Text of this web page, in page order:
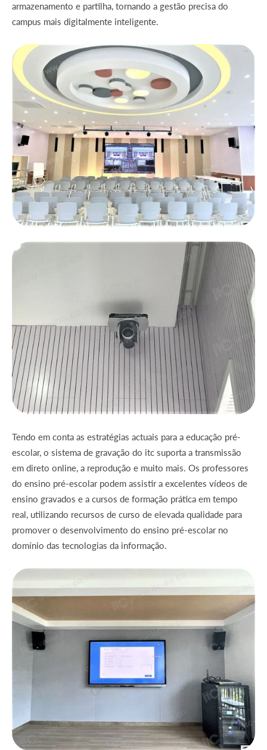
armazenamento e partilha, tornando a gestão precisa do
campus mais digitalmente inteligente.
Tendo em conta as estratégias actuais para a educação pré-
escolar, o sistema de gravação do itc suporta a transmissão
em direto online, a reprodução e muito mais. Os professores
do ensino pré-escolar podem assistir a excelentes vídeos de
ensino gravados e a cursos de formação prática em tempo
real, utilizando recursos de curso de elevada qualidade para
promover o desenvolvimento do ensino pré-escolar no
domínio das tecnologias da informação.